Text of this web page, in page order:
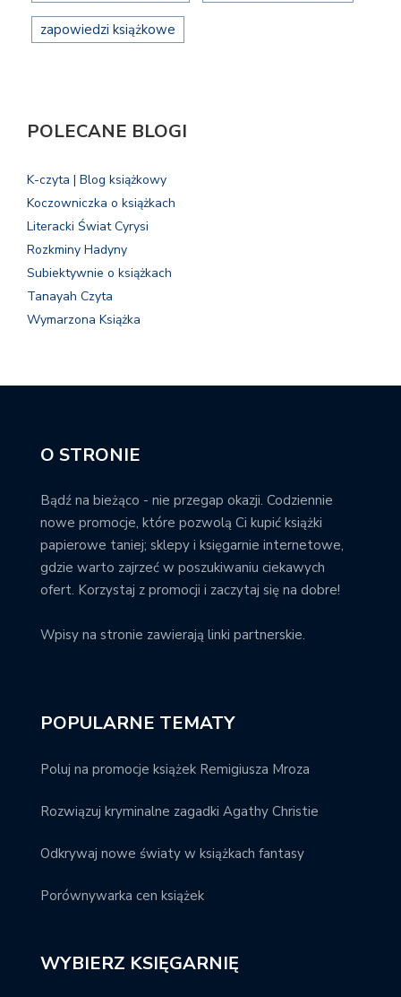
zapowiedzi książkowe
POLECANE BLOGI
K-czyta | Blog książkowy
Koczowniczka o książkach
Literacki Świat Cyrysi
Rozkminy Hadyny
Subiektywnie o książkach
Tanayah Czyta
Wymarzona Książka
O STRONIE
Bądź na bieżąco - nie przegap okazji. Codziennie
nowe promocje, które pozwolą Ci kupić książki
papierowe taniej; sklepy i księgarnie internetowe,
gdzie warto zajrzeć w poszukiwaniu ciekawych
ofert. Korzystaj z promocji i zaczytaj się na dobre!
Wpisy na stronie zawierają linki partnerskie.
POPULARNE TEMATY
Poluj na promocje książek Remigiusza Mroza
Rozwiązuj kryminalne zagadki Agathy Christie
Odkrywaj nowe światy w książkach fantasy
Porównywarka cen książek
WYBIERZ KSIĘGARNIĘ